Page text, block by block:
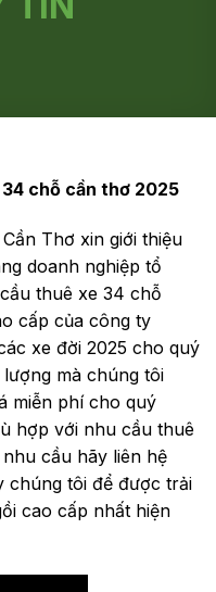
chỗ cần thơ 2025
Thơ xin giới thiệu
doanh nghiệp tổ
thuê xe 34 chỗ
cấp của công ty
xe đời 2025 cho quý
mà chúng tôi
miễn phí cho quý
hợp với nhu cầu thuê
cầu hãy liên hệ
chúng tôi để được trải
cao cấp nhất hiện